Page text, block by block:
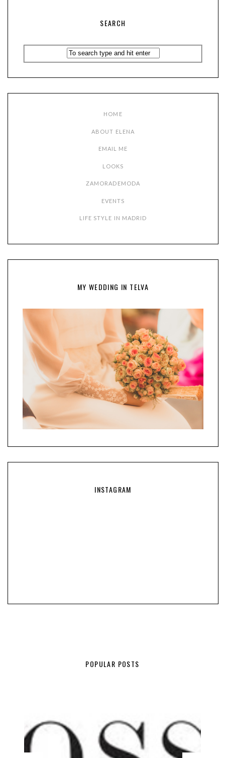
SEARCH
HOME
ABOUT ELENA
EMAIL ME
LOOKS
ZAMORADEMODA
EVENTS
LIFE STYLE IN MADRID
MY WEDDING IN TELVA
INSTAGRAM
POPULAR POSTS